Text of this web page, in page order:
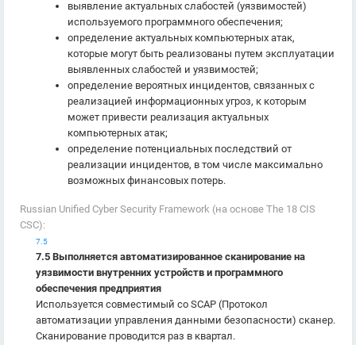
выявление актуальных слабостей (уязвимостей)
используемого программного обеспечения;
определение актуальных компьютерных атак,
которые могут быть реализованы путем эксплуатации
выявленных слабостей и уязвимостей;
определение вероятных инцидентов, связанных с
реализацией информационных угроз, к которым
может привести реализация актуальных
компьютерных атак;
определение потенциальных последствий от
реализации инцидентов, в том числе максимально
возможных финансовых потерь.
Russian Unified Cyber Security Framework (на основе The 18 CIS
CSC):
7.5
7.5 Выполняется автоматизированное сканирование на
уязвимости внутренних устройств и программного
обеспечения предприятия
Используется совместимый со SCAP (Протокол
автоматизации управления данными безопасности) сканер.
Сканирование проводится раз в квартал.